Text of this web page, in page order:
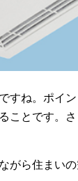
ね。ポイ
ことです。
がら住まい